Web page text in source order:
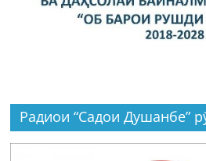
Радиои “Садои Душанбе”